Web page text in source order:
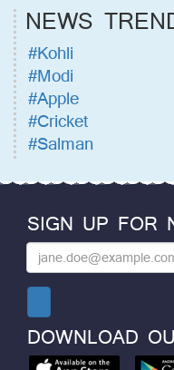
NEWS
#Kohli
#Modi
#Apple
#Cricket
#Salman
SIGN UP FOR
DOWNLOAD